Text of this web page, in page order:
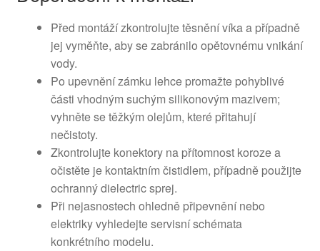
Před montáží zkontrolujte těsnění víka a případně
jej vyměňte, aby se zabránilo opětovnému vnikání
vody.
Po upevnění zámku lehce promažte pohyblivé
části vhodným suchým silikonovým mazivem;
vyhněte se těžkým olejům, které přitahují
nečistoty.
Zkontrolujte konektory na přítomnost koroze a
očistěte je kontaktním čistidlem, případně použijte
ochranný dielectric sprej.
Při nejasnostech ohledně připevnění nebo
elektriky vyhledejte servisní schémata
konkrétního modelu.